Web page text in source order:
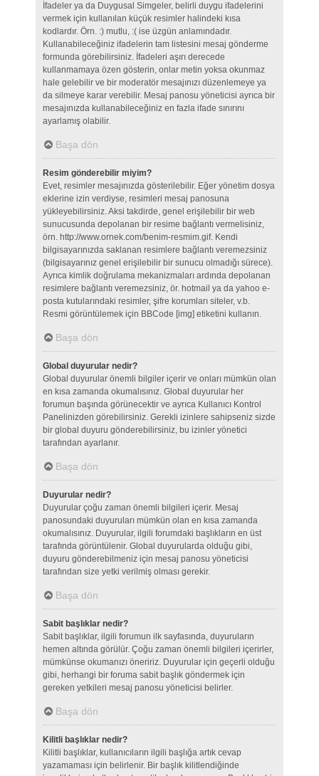
İfadeler ya da Duygusal Simgeler, belirli duygu ifadelerini
vermek için kullanılan küçük resimler halindeki kısa
kodlardır. Örn. :) mutlu, :( ise üzgün anlamındadır.
Kullanabileceğiniz ifadelerin tam listesini mesaj gönderme
formunda görebilirsiniz. İfadeleri aşırı derecede
kullanmamaya özen gösterin, onlar metin yoksa okunmaz
hale gelebilir ve bir moderatör mesajınızı düzenlemeye ya
da silmeye karar verebilir. Mesaj panosu yöneticisi ayrıca bir
mesajınızda kullanabileceğiniz en fazla ifade sınırını
ayarlamış olabilir.
Başa dön
Resim gönderebilir miyim?
Evet, resimler mesajınızda gösterilebilir. Eğer yönetim dosya
eklerine izin verdiyse, resimleri mesaj panosuna
yükleyebilirsiniz. Aksi takdirde, genel erişilebilir bir web
sunucusunda depolanan bir resime bağlantı vermelisiniz,
örn. http://www.ornek.com/benim-resmim.gif. Kendi
bilgisayarınızda saklanan resimlere bağlantı veremezsiniz
(bilgisayarınız genel erişilebilir bir sunucu olmadığı sürece).
Ayrıca kimlik doğrulama mekanizmaları ardında depolanan
resimlere bağlantı veremezsiniz, ör. hotmail ya da yahoo e-
posta kutularındaki resimler, şifre korumları siteler, v.b.
Resmi görüntülemek için BBCode [img] etiketini kullanın.
Başa dön
Global duyurular nedir?
Global duyurular önemli bilgiler içerir ve onları mümkün olan
en kısa zamanda okumalısınız. Global duyurular her
forumun başında görünecektir ve ayrıca Kullanıcı Kontrol
Panelinizden görebilirsiniz. Gerekli izinlere sahipseniz sizde
bir global duyuru gönderebilirsiniz, bu izinler yönetici
tarafından ayarlanır.
Başa dön
Duyurular nedir?
Duyurular çoğu zaman önemli bilgileri içerir. Mesaj
panosundaki duyuruları mümkün olan en kısa zamanda
okumalısınız. Duyurular, ilgili forumdaki başlıkların en üst
tarafında görüntülenir. Global duyurularda olduğu gibi,
duyuru gönderebilmeniz için mesaj panosu yöneticisi
tarafından size yetki verilmiş olması gerekir.
Başa dön
Sabit başlıklar nedir?
Sabit başlıklar, ilgili forumun ilk sayfasında, duyuruların
hemen altında görülür. Çoğu zaman önemli bilgileri içerirler,
mümkünse okumanızı öneririz. Duyurular için geçerli olduğu
gibi, herhangi bir foruma sabit başlık göndermek için
gereken yetkileri mesaj panosu yöneticisi belirler.
Başa dön
Kilitli başlıklar nedir?
Kilitli başlıklar, kullanıcıların ilgili başlığa artık cevap
yazamaması için belirlenir. Bir başlık kilitlendiğinde